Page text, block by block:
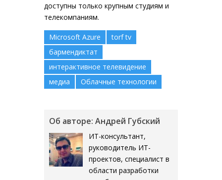
доступны только крупным студиям и
телекомпаниям.
Microsoft Azure
torf tv
бармендиктат
интерактивное телевидение
медиа
Облачные технологии
Об авторе: Андрей Губский
ИТ-консультант,
руководитель ИТ-
проектов, специалист в
области разработки